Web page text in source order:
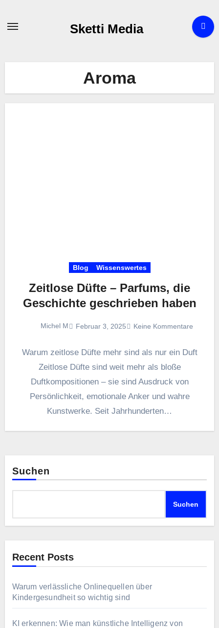
Sketti Media
Aroma
Blog Wissenswertes
Zeitlose Düfte – Parfums, die
Geschichte geschrieben haben
Michel M Februar 3, 2025 Keine Kommentare
Warum zeitlose Düfte mehr sind als nur ein Duft
Zeitlose Düfte sind weit mehr als bloße
Duftkompositionen – sie sind Ausdruck von
Persönlichkeit, emotionale Anker und wahre
Kunstwerke. Seit Jahrhunderten…
Suchen
Suchen
Recent Posts
Warum verlässliche Onlinequellen über
Kindergesundheit so wichtig sind
KI erkennen: Wie man künstliche Intelligenz von